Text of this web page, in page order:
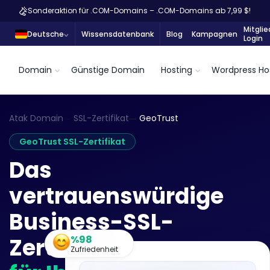
Sonderaktion für .COM-Domains – .COM-Domains ab 7,99 $!
Deutsche Wissensdatenbank Blog Kampagnen
Login
Domain Günstige Domain Hosting Wordpress
Atak Domain SSL-Zertifikat
GeoTrust
GeoTrust SSL-Zertifikat
Das
vertrauenswürdige
Business-SSL-
Zertifikat
%98
Zufriedenheit